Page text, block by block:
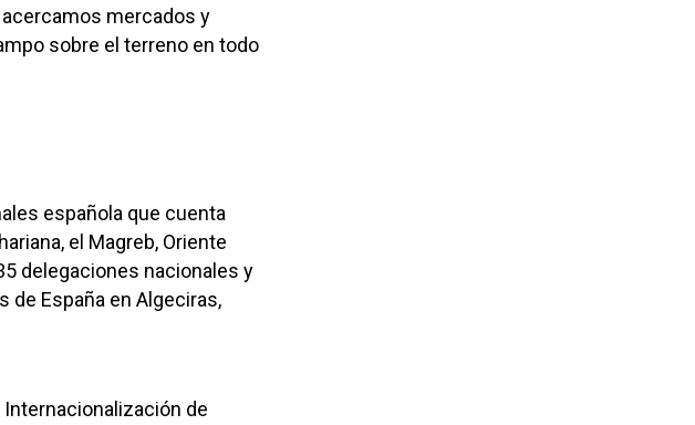
mercados y
sobre el terreno en todo
española que cuenta
el Magreb, Oriente
delegaciones nacionales y
de España en Algeciras,
de